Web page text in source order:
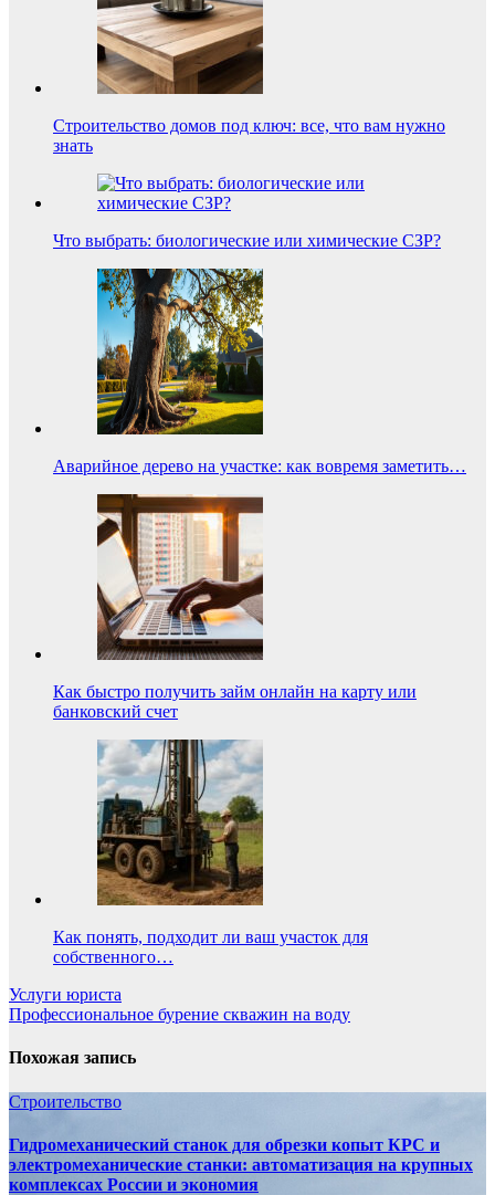
Строительство домов под ключ: все, что вам нужно
знать
Что выбрать: биологические или химические СЗР?
Аварийное дерево на участке: как вовремя заметить…
Как быстро получить займ онлайн на карту или
банковский счет
Как понять, подходит ли ваш участок для
собственного…
Навигация
по
записям
Услуги юриста
Профессиональное бурение скважин на воду
Похожая запись
Строительство
Гидромеханический станок для обрезки копыт КРС и
электромеханические станки: автоматизация на крупных
комплексах России и экономия